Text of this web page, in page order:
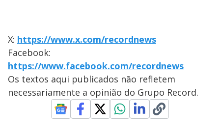
X: https://www.x.com/recordnews
Facebook:
https://www.facebook.com/recordnews
Os textos aqui publicados não refletem
necessariamente a opinião do Grupo Record.